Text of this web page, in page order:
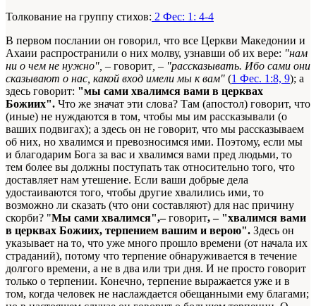
Толкование на группу стихов: 2 Фес: 1: 4-4
В первом послании он говорил, что все Церкви Македонии и
Ахаии распространили о них молву, узнавши об их вере: "нам
ни о чем не нужно", – говорит , – "рассказывать. Ибо сами они
сказывают о нас, какой вход имели мы к вам" (1 Фес. 1:8, 9); а
здесь говорит: "мы сами хвалимся вами в церквах
Божиих". Что же значат эти слова? Там (апостол) говорит, что
(иные) не нуждаются в том, чтобы мы им рассказывали (о
ваших подвигах); а здесь он не гово­рит, что мы рассказываем
об них, но хвалимся и превозно­симся ими. Поэтому, если мы
и благодарим Бога за вас и хвалимся вами пред людьми, то
тем более вы должны поступать так относительно того, что
доставляет нам утешение. Если ваши добрые дела
удостаиваются того, чтобы другие хва­лились ими, то
возможно ли сказать (что они составляют) для нас причину
скорби? "Мы сами хвалимся",–говорит, – "хвалимся вами
в церквах Божиих, терпением вашим и верою". Здесь он
указывает на то, что уже много прошло времени (от начала их
страданий), потому что терпение обнаруживается в течение
долгого времени, а не в два или три дня. И не просто гово­рит
только о терпении. Конечно, терпение выражается уже и в
том, когда человек не наслаждается обещанными ему благами;